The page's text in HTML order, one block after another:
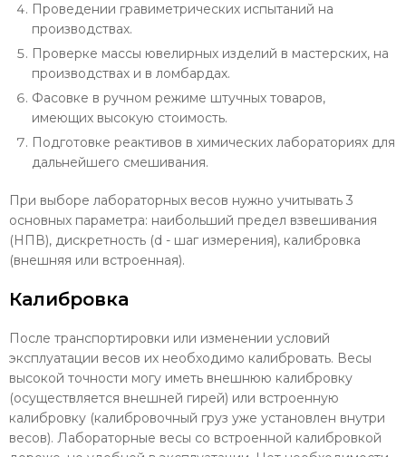
Проведении гравиметрических испытаний на
производствах.
Проверке массы ювелирных изделий в мастерских, на
производствах и в ломбардах.
Фасовке в ручном режиме штучных товаров,
имеющих высокую стоимость.
Подготовке реактивов в химических лабораториях для
дальнейшего смешивания.
При выборе лабораторных весов нужно учитывать 3
основных параметра: наибольший предел взвешивания
(НПВ), дискретность (d - шаг измерения), калибровка
(внешняя или встроенная).
Калибровка
После транспортировки или изменении условий
эксплуатации весов их необходимо калибровать. Весы
высокой точности могу иметь внешнюю калибровку
(осуществляется внешней гирей) или встроенную
калибровку (калибровочный груз уже установлен внутри
весов). Лабораторные весы со встроенной калибровкой